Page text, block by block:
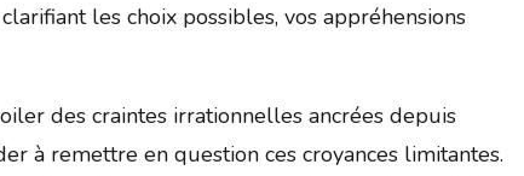
clarifiant les choix possibles, vos appréhensions
des craintes irrationnelles ancrées depuis
à remettre en question ces croyances limitantes.